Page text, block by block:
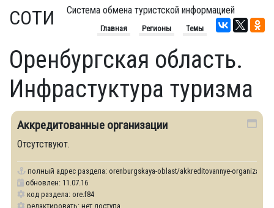
СОТИ Система обмена туристской информацией
Главная Регионы Темы
Оренбургская область.
Инфрастуктура туризма
Аккредитованные организации
Отсутствуют.
полный адрес раздела: orenburgskaya-oblast/akkreditovannye-organizatsii
обновлен: 11.07.16
код раздела: ore.f84
редактировать: нет доступа